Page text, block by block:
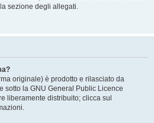
sezione degli allegati.
originale) è prodotto e rilasciato da
sotto la GNU General Public Licence
liberamente distribuito; clicca sul